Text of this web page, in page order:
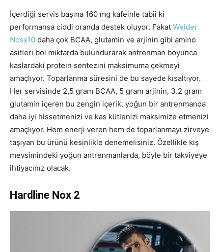
İçerdiği servis başına 160 mg kafeinle tabii ki
performansa ciddi oranda destek oluyor. Fakat Weider
Nosx10 daha çok BCAA, glutamin ve arjinin gibi amino
asitleri bol miktarda bulundurarak antrenman boyunca
kaslardaki protein sentezini maksimuma çekmeyi
amaçlıyor. Toparlanma süresini de bu sayede kısaltıyor.
Her servisinde 2,5 gram BCAA, 5 gram arjinin, 3.2 gram
glutamin içeren bu zengin içerik, yoğun bir antrenmanda
daha iyi hissetmenizi ve kas kütlenizi maksimize etmenizi
amaçlıyor. Hem enerji veren hem de toparlanmayı zirveye
taşıyan bu ürünü kesinlikle denemelisiniz. Özellikle kış
mevsimindeki yoğun antrenmanlarda, böyle bir takviyeye
ihtiyacınız olacak.
Hardline Nox 2